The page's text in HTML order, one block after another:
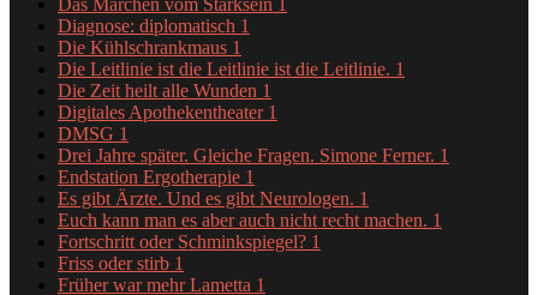
Das Märchen vom Starksein 1
Diagnose: diplomatisch 1
Die Kühlschrankmaus 1
Die Leitlinie ist die Leitlinie ist die Leitlinie. 1
Die Zeit heilt alle Wunden 1
Digitales Apothekentheater 1
DMSG 1
Drei Jahre später. Gleiche Fragen. Simone Ferner. 1
Endstation Ergotherapie 1
Es gibt Ärzte. Und es gibt Neurologen. 1
Euch kann man es aber auch nicht recht machen. 1
Fortschritt oder Schminkspiegel? 1
Friss oder stirb 1
Früher war mehr Lametta 1